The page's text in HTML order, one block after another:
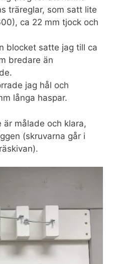
träreglar, som satt lite
ca 22 mm tjock och
blocket satte jag till ca
bredare än
jag hål och
långa haspar.
är målade och klara,
(skruvarna går i